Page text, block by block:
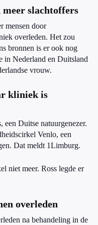
slachtoffers
mensen door
overleden. Het zou
bronnen is er ook nog
in Nederland en Duitsland
vrouw.
kliniek is
Duitse natuurgenezer.
Venlo, een
Dat meldt 1Limburg.
niet meer. Ross legde er
overleden
na behandeling in de